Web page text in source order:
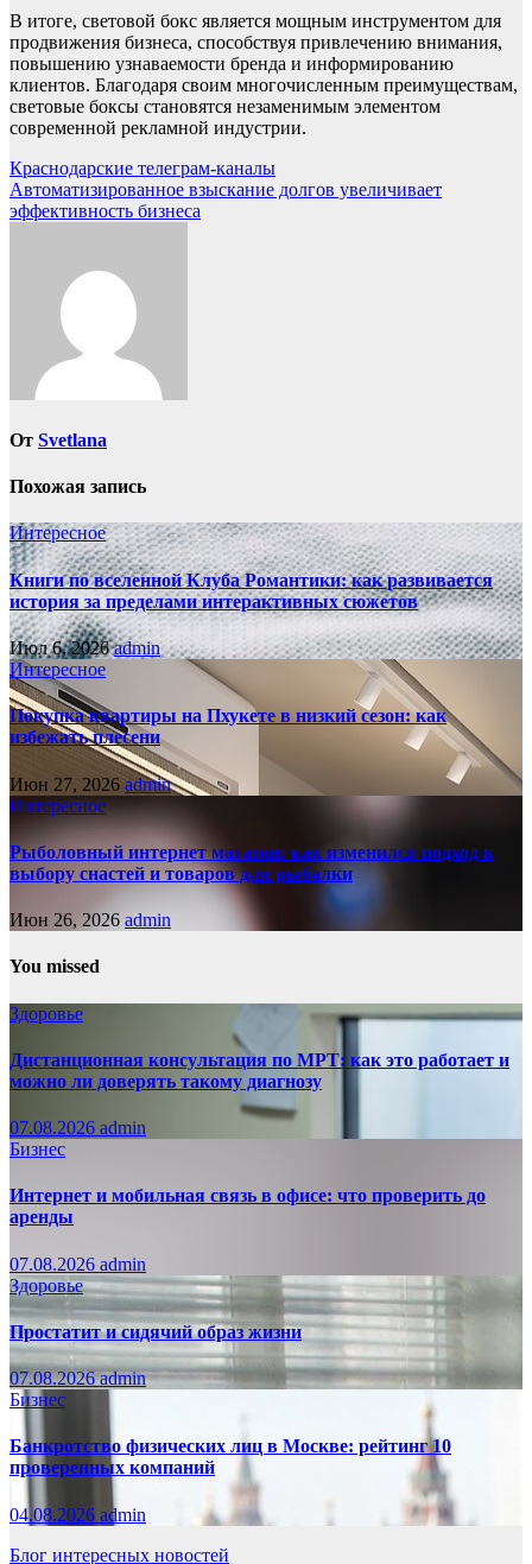
В итоге, световой бокс является мощным инструментом для
продвижения бизнеса, способствуя привлечению внимания,
повышению узнаваемости бренда и информированию
клиентов. Благодаря своим многочисленным преимуществам,
световые боксы становятся незаменимым элементом
современной рекламной индустрии.
Навигация
по
Краснодарские телеграм-каналы
Автоматизированное взыскание долгов увеличивает
эффективность бизнеса
От Svetlana
Похожая запись
Интересное
Книги по вселенной Клуба Романтики: как развивается
история за пределами интерактивных сюжетов
Июл 6, 2026admin
Интересное
Покупка квартиры на Пхукете в низкий сезон: как
избежать плесени
Июн 27, 2026 admin
Интересное
Рыболовный интернет магазин: как изменился подход к
выбору снастей и товаров для рыбалки
Июн 26, 2026 admin
You missed
Здоровье
Дистанционная консультация по МРТ: как это работает и
можно ли доверять такому диагнозу
07.08.2026 admin
Бизнес
Интернет и мобильная связь в офисе: что проверить до
аренды
07.08.2026 admin
Здоровье
Простатит и сидячий образ жизни
07.08.2026admin
Бизнес
Банкротство физических лиц в Москве: рейтинг 10
проверенных компаний
04.08.2026 admin
Блог интересных новостей